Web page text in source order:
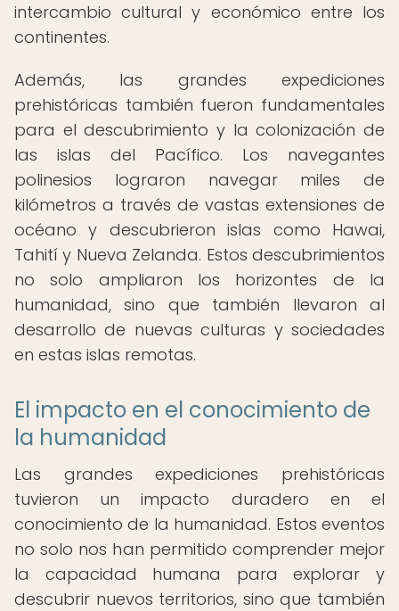
intercambio cultural y económico entre los
continentes.
Además, las grandes expediciones
prehistóricas también fueron fundamentales
para el descubrimiento y la colonización de
las islas del Pacífico. Los navegantes
polinesios lograron navegar miles de
kilómetros a través de vastas extensiones de
océano y descubrieron islas como Hawai,
Tahití y Nueva Zelanda. Estos descubrimientos
no solo ampliaron los horizontes de la
humanidad, sino que también llevaron al
desarrollo de nuevas culturas y sociedades
en estas islas remotas.
El impacto en el conocimiento de
la humanidad
Las grandes expediciones prehistóricas
tuvieron un impacto duradero en el
conocimiento de la humanidad. Estos eventos
no solo nos han permitido comprender mejor
la capacidad humana para explorar y
descubrir nuevos territorios, sino que también